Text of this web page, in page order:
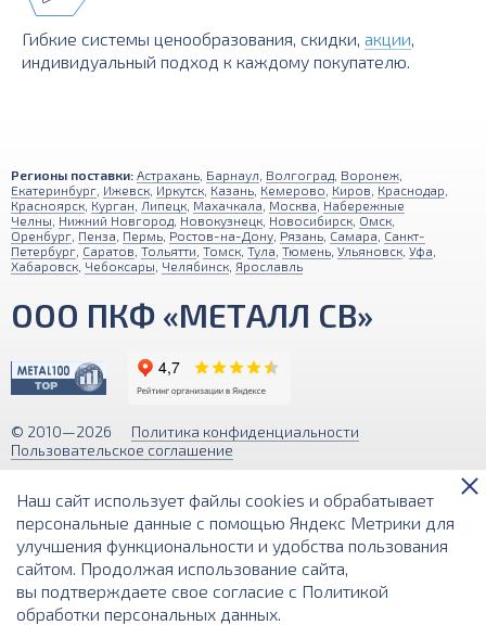
Гибкие системы ценообразования, скидки, акции,
индивидуальный подход к каждому покупателю.
Регионы поставки: Астрахань Барнаул Волгоград Воронеж
Екатеринбург Ижевск Иркутск Казань Кемерово Киров Краснодар
Красноярск Курган Липецк Махачкала Москва Набережные
Челны Нижний Новгород Новокузнецк Новосибирск Омск
Оренбург Пенза Пермь Ростов-на-Дону Рязань Самара Санкт-
Петербург Саратов Тольятти Томск Тула Тюмень Ульяновск Уфа
Хабаровск Чебоксары Челябинск Ярославль
ООО ПКФ «МЕТАЛЛ СВ»
© 2010—2026
Политика конфиденциальности
Пользовательское соглашение
на этом интернет-сайте носит исключительно информационный
характер и ни при каких условиях не является публичной офертой,
определяемой положениями Статьи 437 (2) Гражданского кодекса РФ.
Разработка и поддержка сайта
Наш сайт использует файлы cookies и обрабатывает
персональные данные с помощью Яндекс Метрики для
улучшения функциональности и удобства пользования
сайтом. Продолжая использование сайта,
вы подтверждаете свое согласие с Политикой
обработки персональных данных.